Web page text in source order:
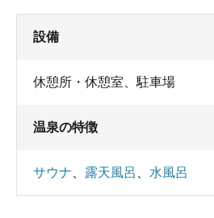
設備
休憩所・休憩室 駐車場
温泉の特徴
サウナ 露天風呂 水風呂